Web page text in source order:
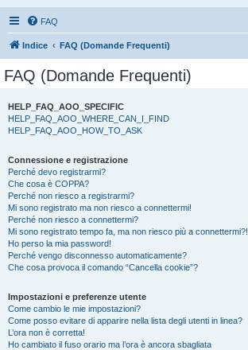
FAQ
Indice FAQ (Domande Frequenti)
FAQ (Domande Frequenti)
HELP_FAQ_AOO_SPECIFIC
HELP_FAQ_AOO_WHERE_CAN_I_FIND
HELP_FAQ_AOO_HOW_TO_ASK
Connessione e registrazione
Perché devo registrarmi?
Che cosa è COPPA?
Perché non riesco a registrarmi?
Mi sono registrato ma non riesco a connettermi!
Perché non riesco a connettermi?
Mi sono registrato tempo fa, ma non riesco più a connettermi?!
Ho perso la mia password!
Perché vengo disconnesso automaticamente?
Che cosa provoca il comando “Cancella cookie”?
Impostazioni e preferenze utente
Come cambio le mie impostazioni?
Come posso evitare di apparire nella lista degli utenti in linea?
L’ora non è corretta!
Ho cambiato il fuso orario ma l’ora è ancora sbagliata